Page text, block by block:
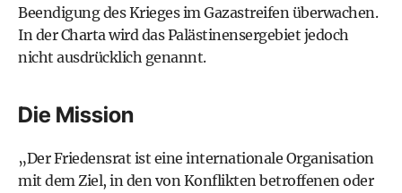
Beendigung des Krieges im Gazastreifen überwachen.
In der Charta wird das Palästinensergebiet jedoch
nicht ausdrücklich genannt.
Die Mission
„Der Friedensrat ist eine internationale Organisation
mit dem Ziel, in den von Konflikten betroffenen oder